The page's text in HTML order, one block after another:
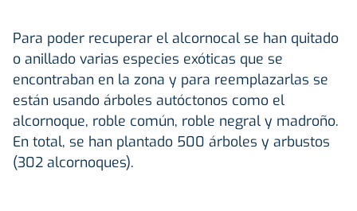
Para poder recuperar el alcornocal se han quitado
o anillado varias especies exóticas que se
encontraban en la zona y para reemplazarlas se
están usando árboles autóctonos como el
alcornoque, roble común, roble negral y madroño.
En total, se han plantado 500 árboles y arbustos
(302 alcornoques).